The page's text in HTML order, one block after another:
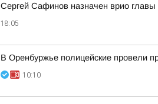
Сергей Сафинов назначен врио главы
18:05
В Оренбуржье полицейские провели
10:10